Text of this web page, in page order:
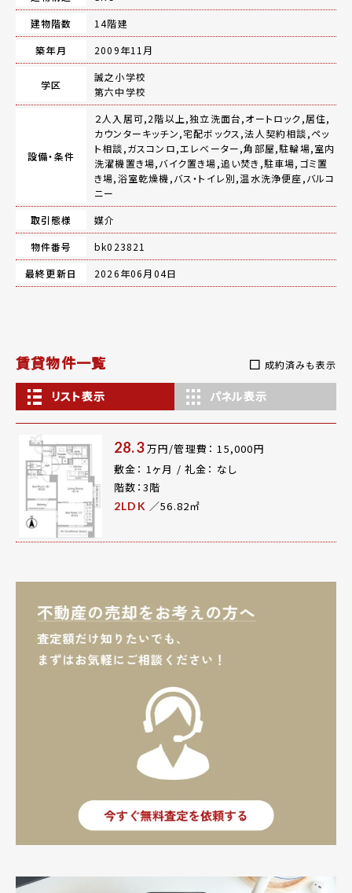
建物階数
14階建
築年月
2009年11月
学区
誠之小学校
第六中学校
設備・条件
２人入居可,2階以上,独立洗面台,オートロック,居住,
カウンターキッチン,宅配ボックス,法人契約相談,ペッ
ト相談,ガスコンロ,エレベーター,角部屋,駐輪場,室内
洗濯機置き場,バイク置き場,追い焚き,駐車場,ゴミ置
き場,浴室乾燥機,バス・トイレ別,温水洗浄便座,バルコ
ニー
取引態様
媒介
物件番号
bk023821
最終更新日
2026年06月04日
賃貸物件一覧 成約済みも表示
リスト表示 パネル表示
28.3万円/管理費： 15,000円
敷金： 1ヶ月 / 礼金： なし
階数：3階
2LDK ／56.82㎡